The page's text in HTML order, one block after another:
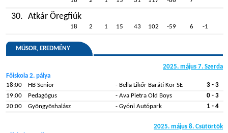
30. Atkár Öregfiúk
18 2 1 15 43 102 -59 6 -1
MŰSOR, EREDMÉNY
2025. május 7. Szerda
Főiskola 2. pálya
18:00
HB Senior - Bella Likőr Baráti Kör SE
3 - 3
19:00
Pedagógus - Ava Pietra Old Boys
0 - 3
20:00
Gyöngyöshalász - Gyóni Autópark 1 - 4
2025. május 8. Csütörtök